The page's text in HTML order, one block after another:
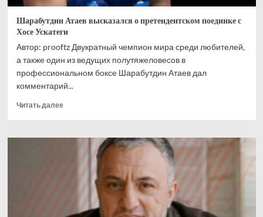
Шарабутдин Атаев высказался о претендентском поединке с
Хосе Ускатеги
Автор: prooftz Двукратный чемпион мира среди любителей,
а также один из ведущих полутяжеловесов в
профессиональном боксе Шарабутдин Атаев дал
комментарий...
Читать далееПрочитать
Шарабутдин
высказался
претендентском
Хосе